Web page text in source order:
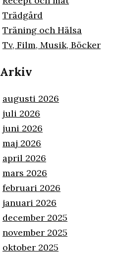
Trädgård
Träning och Hälsa
Tv, Film, Musik, Böcker
Arkiv
augusti 2026
juli 2026
juni 2026
maj 2026
april 2026
mars 2026
februari 2026
januari 2026
december 2025
november 2025
oktober 2025